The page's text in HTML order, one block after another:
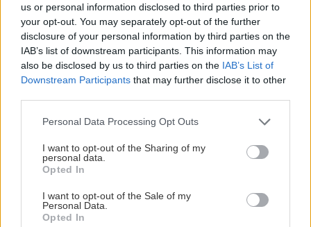
us or personal information disclosed to third parties prior to
your opt-out. You may separately opt-out of the further
disclosure of your personal information by third parties on the
IAB’s list of downstream participants. This information may
also be disclosed by us to third parties on the IAB’s List of
Downstream Participants that may further disclose it to other
Please note that this website/app uses one or more Google
not limited to your visit or usage behaviour. You may click to
grant or deny consent to Google and its third-party tags to
use your data for below specified purposes in below Google
consent section.
Personal Data Processing Opt Outs
I want to opt-out of the Sharing of my
personal data.
Opted In
I want to opt-out of the Sale of my
Personal Data.
Opted In
10 000 MEDLEMMAR I VÅRAT GÄNG!
Publicerad:2026-08-05 2 min läsning